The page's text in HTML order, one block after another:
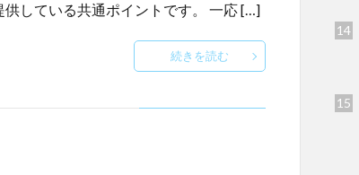
している共通ポイントです。 一応 […]
続きを読む